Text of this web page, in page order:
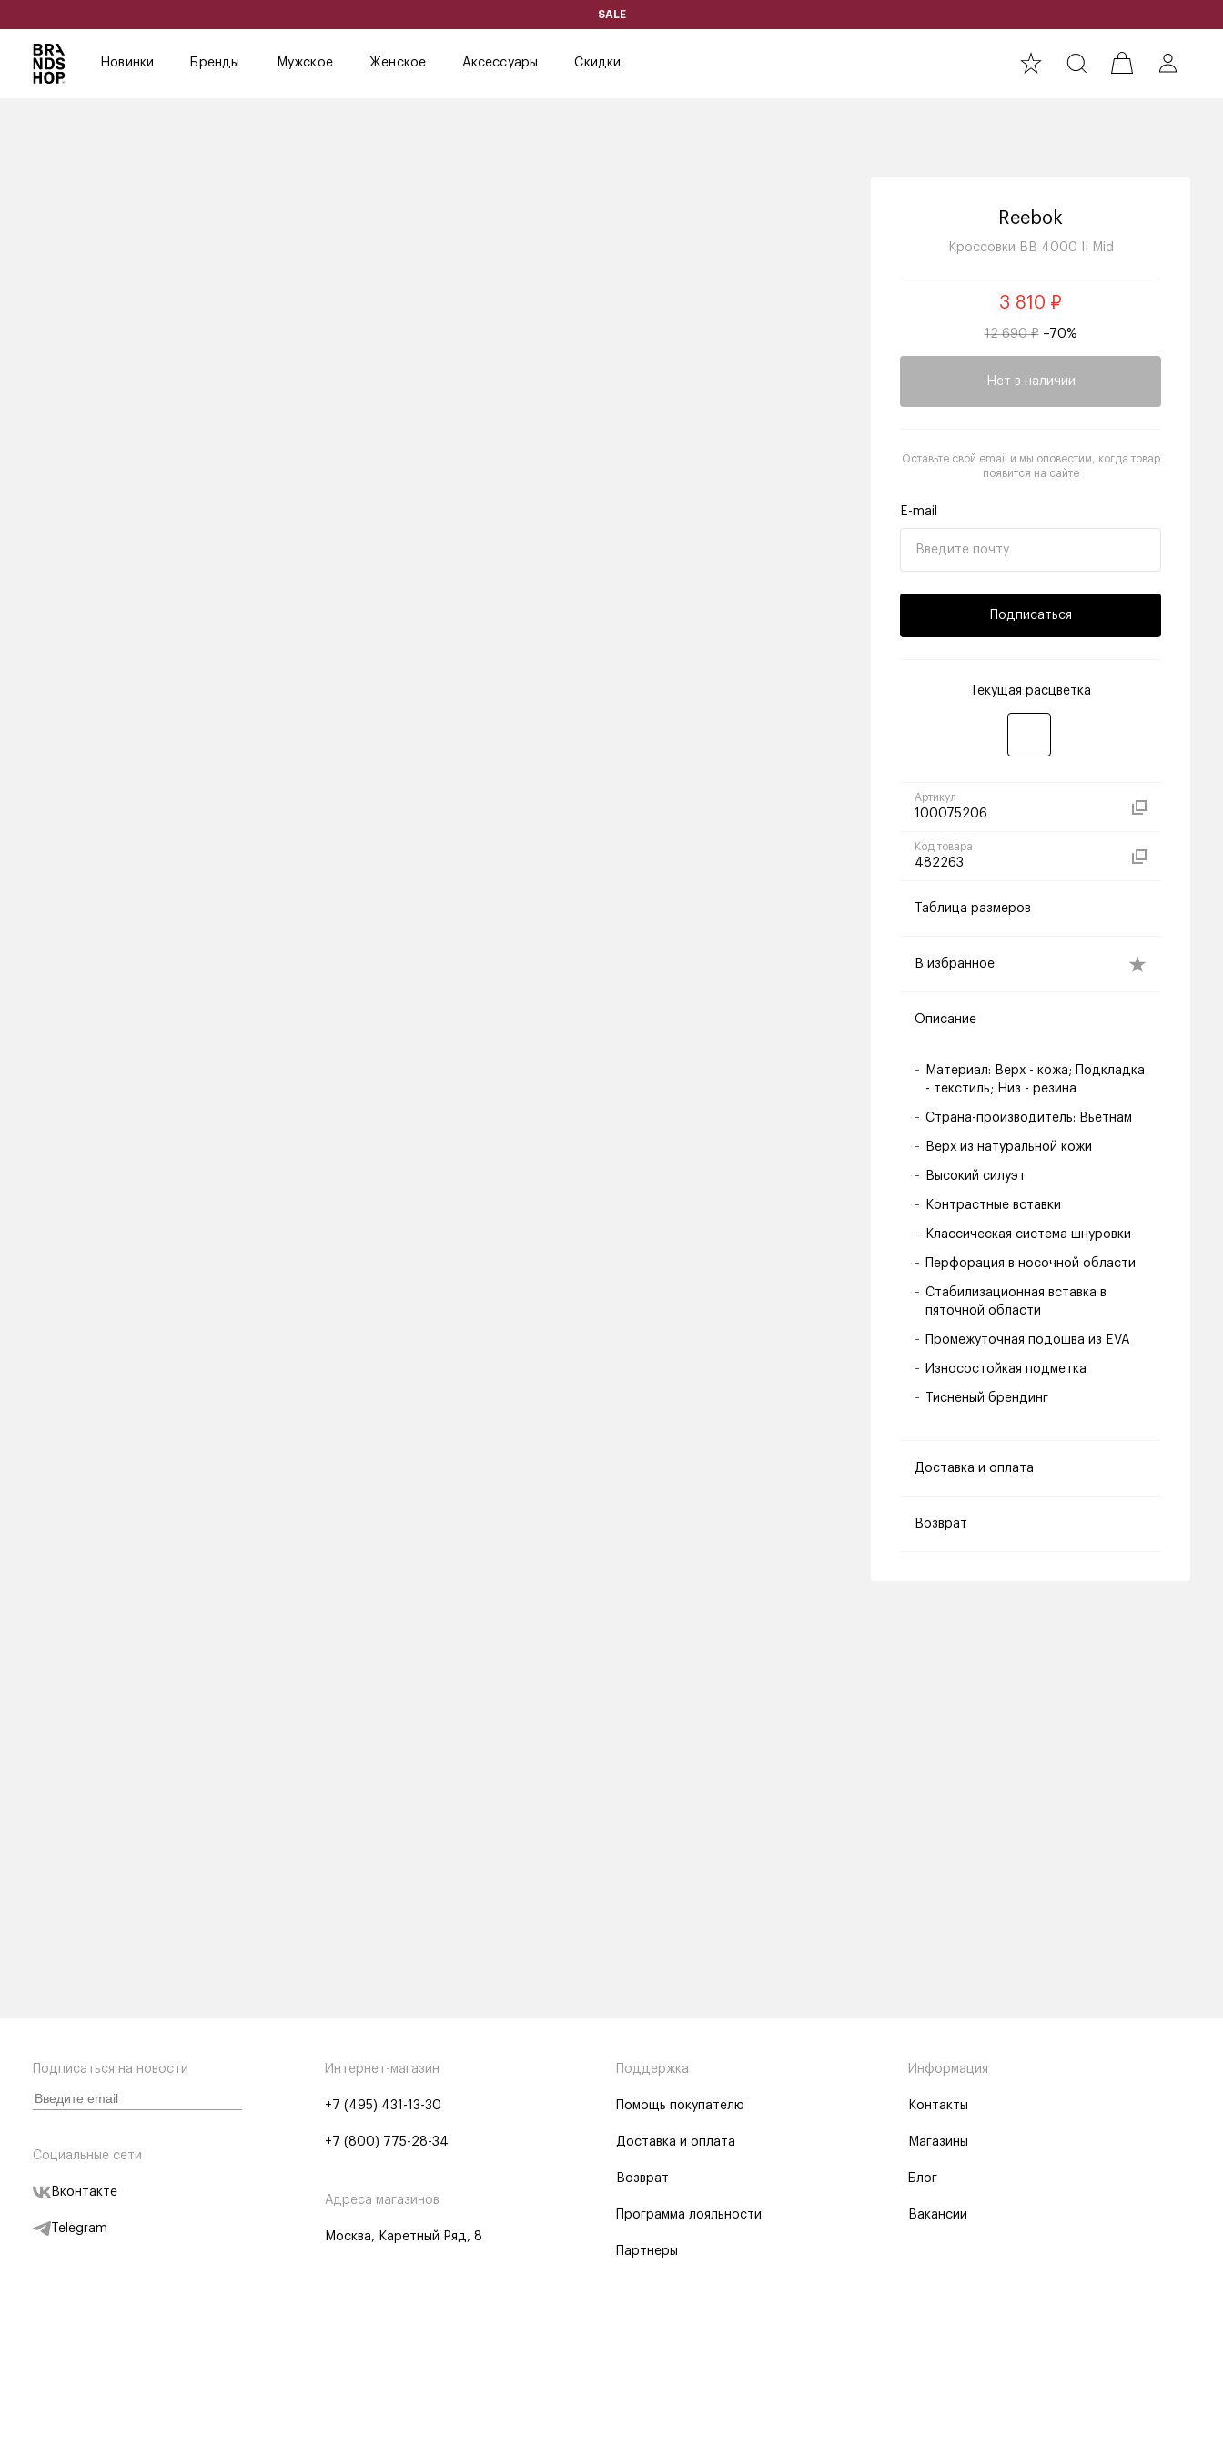
SALE
Новинки Бренды Мужское Женское Аксессуары Скидки
Reebok
Кроссовки BB 4000 II Mid
3 810 ₽
12 690 ₽ –70%
Нет в наличии
Оставьте свой email и мы оповестим, когда товар
появится на сайте
E-mail
Подписаться
Текущая расцветка
Артикул
100075206
Код товара
482263
Таблица размеров
В избранное
Описание
Материал: Верх - кожа; Подкладка
- текстиль; Низ - резина
Страна-производитель: Вьетнам
Верх из натуральной кожи
Высокий силуэт
Контрастные вставки
Классическая система шнуровки
Перфорация в носочной области
Стабилизационная вставка в
пяточной области
Промежуточная подошва из EVA
Износостойкая подметка
Тисненый брендинг
Доставка и оплата
Возврат
Подписаться на новости
Социальные сети
Вконтакте
Telegram
Интернет-магазин
+7 (495) 431-13-30
+7 (800) 775-28-34
Адреса магазинов
Москва, Каретный Ряд, 8
Поддержка
Помощь покупателю
Доставка и оплата
Возврат
Программа лояльности
Партнеры
Информация
Контакты
Магазины
Блог
Вакансии